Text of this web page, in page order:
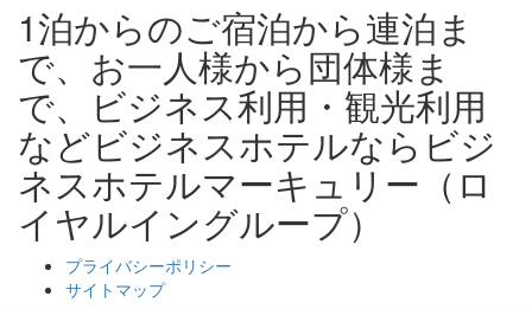
1泊からのご宿泊から連泊ま
で、お一人様から団体様ま
で、ビジネス利用・観光利用
などビジネスホテルならビジ
ネスホテルマーキュリー（ロ
イヤルイングループ）
プライバシーポリシー
サイトマップ